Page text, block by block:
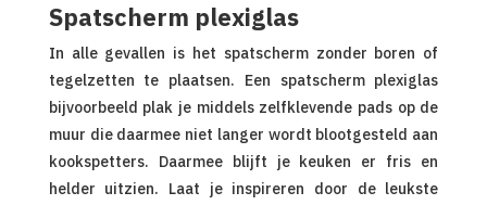
Spatscherm plexiglas
In alle gevallen is het spatscherm zonder boren of
tegelzetten te plaatsen. Een spatscherm plexiglas
bijvoorbeeld plak je middels zelfklevende pads op de
muur die daarmee niet langer wordt blootgesteld aan
kookspetters. Daarmee blijft je keuken er fris en
helder uitzien. Laat je inspireren door de leukste